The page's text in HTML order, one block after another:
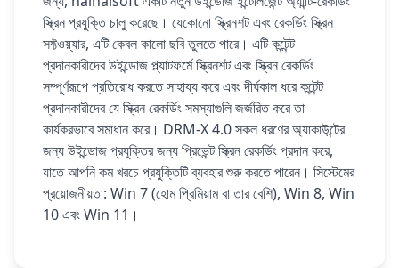
স্ক্রিন প্রযুক্তি চালু করেছে। যেকোনো স্ক্রিনশট এবং রেকর্ডিং স্ক্রিন
সফ্টওয়্যার, এটি কেবল কালো ছবি তুলতে পারে। এটি কন্টেন্ট
প্রদানকারীদের উইন্ডোজ প্ল্যাটফর্মে স্ক্রিনশট এবং স্ক্রিন রেকর্ডিং
সম্পূর্ণরূপে প্রতিরোধ করতে সাহায্য করে এবং দীর্ঘকাল ধরে কন্টেন্ট
প্রদানকারীদের যে স্ক্রিন রেকর্ডিং সমস্যাগুলি জর্জরিত করে তা
কার্যকরভাবে সমাধান করে। DRM-X 4.0 সকল ধরণের অ্যাকাউন্টের
জন্য উইন্ডোজ প্রযুক্তির জন্য প্রিভেন্ট স্ক্রিন রেকর্ডিং প্রদান করে,
যাতে আপনি কম খরচে প্রযুক্তিটি ব্যবহার শুরু করতে পারেন। সিস্টেমের
প্রয়োজনীয়তা: Win 7 (হোম প্রিমিয়াম বা তার বেশি), Win 8, Win
10 এবং Win 11।